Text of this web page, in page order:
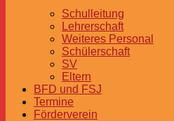
Schulleitung
Lehrerschaft
Weiteres Personal
Schülerschaft
SV
Eltern
BFD und FSJ
Termine
Förderverein